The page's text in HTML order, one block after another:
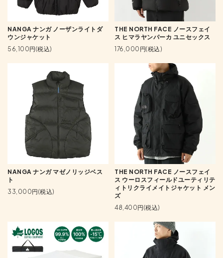
NANGA ナンガ ノーザンライトダ
ウンジャケット
56,100円(税込)
THE NORTH FACE ノースフェイ
ス ヒマラヤンパーカ ユニセックス
176,000円(税込)
NANGA ナンガ マゼノリッジベス
ト
33,000円(税込)
THE NORTH FACE ノースフェイ
ス ウーロスフィールドユーティリテ
ィトリクライメイトジャケット メン
ズ
48,400円(税込)